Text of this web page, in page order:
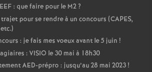
: que faire pour le M2?
pour se rendre à un concours (CAPES,
: je fais mes voeux avant le 5 juin !
: VISIO le 30 mai à 18h30
AED-prépro : jusqu’au 28 mai 2023!